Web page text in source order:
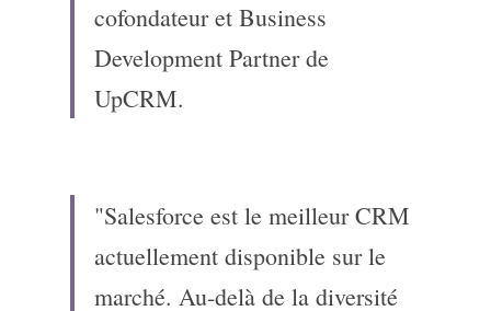
cofondateur et Business
Development Partner de
UpCRM.
"Salesforce est le meilleur CRM
actuellement disponible sur le
marché. Au-delà de la diversité